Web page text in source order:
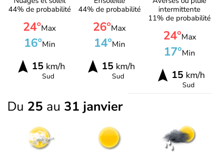
44% de probabilité
24°Max
16°Min
15km/h
Sud
44% de probabilité
26°Max
14°Min
15km/h
Sud
intermittente
11% de probabilité
24°Max
17°Min
15 km/h
Sud
Du 25 au 31 janvier